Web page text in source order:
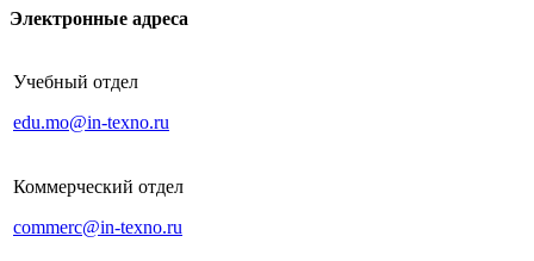
Электронные адреса
Учебный отдел
edu.mo@in-texno.ru
Коммерческий отдел
commerc@in-texno.ru